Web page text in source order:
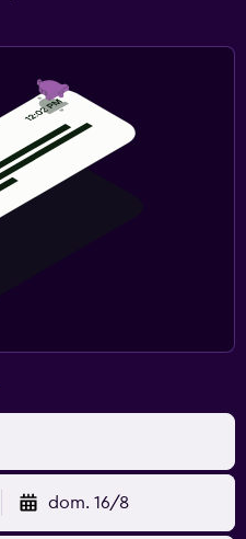
dom. 16/8